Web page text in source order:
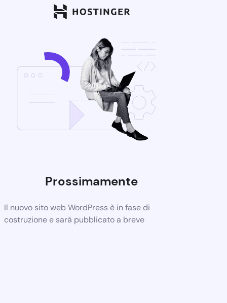
Prossimamente
Il nuovo sito web WordPress è in fase di
costruzione e sarà pubblicato a breve